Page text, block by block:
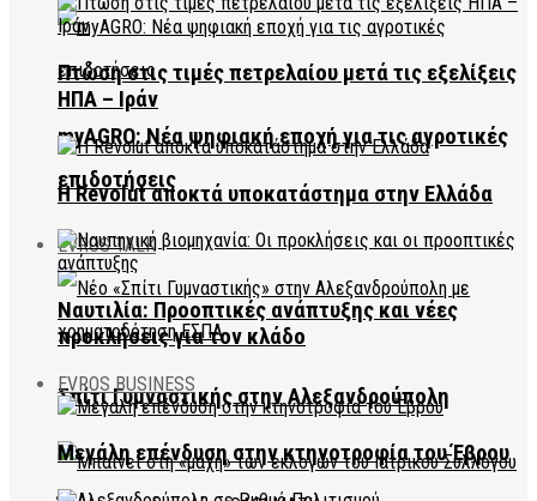
myAGRO: Νέα ψηφιακή εποχή για τις αγροτικές
επιδοτήσεις
EVROS TALK
Σπίτι Γυμναστικής στην Αλεξανδρούπολη
Πτώση στις τιμές πετρελαίου μετά τις εξελίξεις
ΗΠΑ – Ιράν
Η Revolut αποκτά υποκατάστημα στην Ελλάδα
Ναυτιλία: Προοπτικές ανάπτυξης και νέες
προκλήσεις για τον κλάδο
EVROS BUSINESS
Μεγάλη επένδυση στην κτηνοτροφία του Έβρου